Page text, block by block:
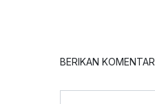
BERIKAN KOMENTAR